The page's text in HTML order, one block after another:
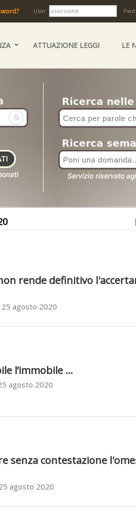
User:
ATTUAZIONE LEGGI LE
rende definitivo
agosto 2020
l’immobile ...
agosto 2020
senza contestazione
agosto 2020